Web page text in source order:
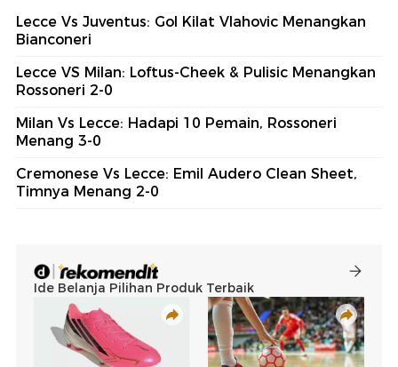
Lecce Vs Juventus: Gol Kilat Vlahovic Menangkan
Bianconeri
Lecce VS Milan: Loftus-Cheek & Pulisic Menangkan
Rossoneri 2-0
Milan Vs Lecce: Hadapi 10 Pemain, Rossoneri
Menang 3-0
Cremonese Vs Lecce: Emil Audero Clean Sheet,
Timnya Menang 2-0